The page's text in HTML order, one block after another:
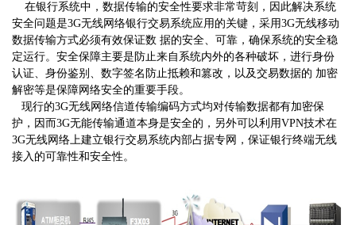
在银行系统中，数据传输的安全性要求非常苛刻，因此解决系统
安全问题是3G无线网络银行交易系统应用的关键，采用3G无线移动
数据传输方式必须有效保证数 据的安全、可靠，确保系统的安全稳
定运行。安全保障主要是防止来自系统内外的各种破坏，进行身份
认证、身份鉴别、数字签名防止抵赖和篡改，以及交易数据的 加密
解密等是保障网络安全的重要手段。
现行的3G无线网络信道传输编码方式均对传输数据都有加密保
护，因而3G无能传输通道本身是安全的，另外可以利用VPN技术在
3G无线网络上建立银行交易系统内部占据专网，保证银行终端无线
接入的可靠性和安全性。